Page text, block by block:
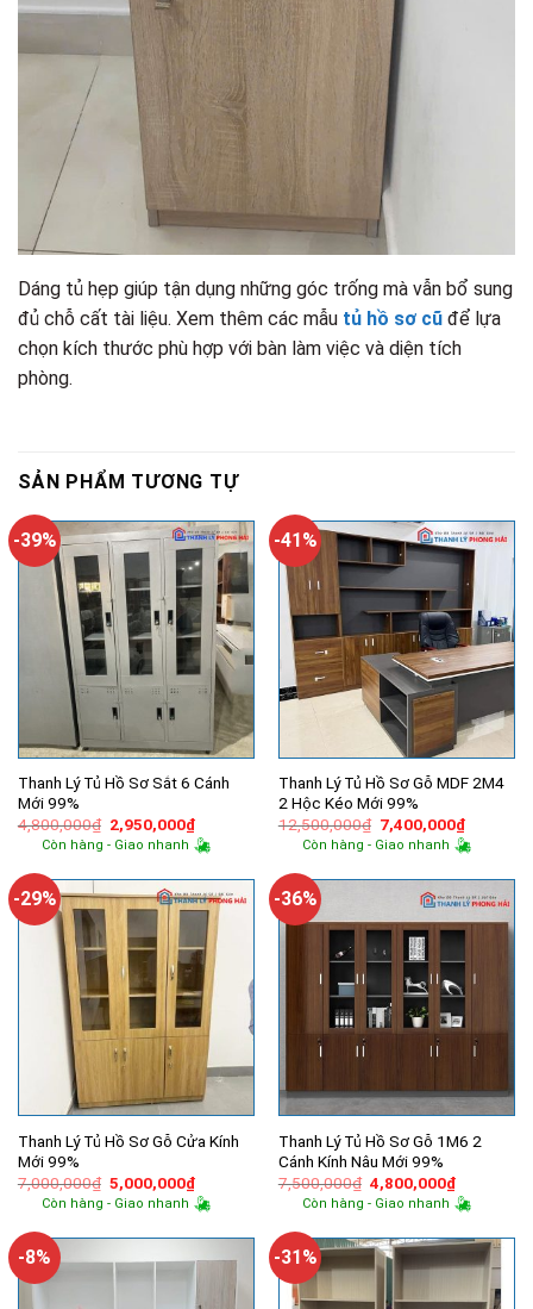
Dáng tủ hẹp giúp tận dụng những góc trống mà vẫn bổ sung
đủ chỗ cất tài liệu. Xem thêm các mẫu tủ hồ sơ cũ để lựa
chọn kích thước phù hợp với bàn làm việc và diện tích
phòng.
SẢN PHẨM TƯƠNG TỰ
-39%
Thanh Lý Tủ Hồ Sơ Sắt 6 Cánh
Mới 99%
4,800,000₫ Giá
gốc
là:
2,950,000₫Giá
hiện
tại
2,950,000₫.
Còn hàng - Giao nhanh
-41%
Thanh Lý Tủ Hồ Sơ Gỗ MDF 2M4
2 Hộc Kéo Mới 99%
12,500,000₫ Giá
gốc
là:
7,400,000₫Giá
hiện
tại
Còn hàng - Giao nhanh
-29%
Thanh Lý Tủ Hồ Sơ Gỗ Cửa Kính
Mới 99%
7,000,000₫ Giá
gốc
là:
5,000,000₫Giá
hiện
tại
5,000,000₫.
Còn hàng - Giao nhanh
-36%
Thanh Lý Tủ Hồ Sơ Gỗ 1M6 2
Cánh Kính Nâu Mới 99%
7,500,000₫ Giá
gốc
là:
4,800,000₫Giá
hiện
tại
Còn hàng - Giao nhanh
-8% -31%